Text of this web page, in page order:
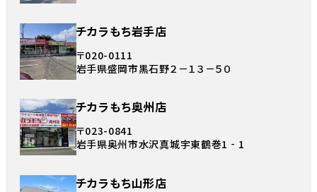
チカラもち岩手店
〒020-0111
岩手県盛岡市黒石野２－１３－５０
チカラもち奥州店
〒023-0841
岩手県奥州市水沢真城宇東鶴巻1‐1
チカラもち山形店